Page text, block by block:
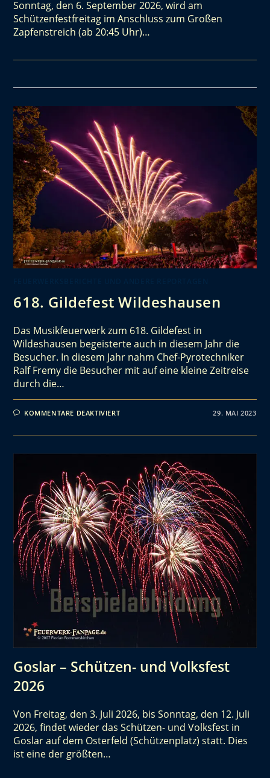
Sonntag, den 6. September 2026, wird am
Schützenfestfreitag im Anschluss zum Großen
Zapfenstreich (ab 20:45 Uhr)…
618. Gildefest Wildeshausen
Das Musikfeuerwerk zum 618. Gildefest in
Wildeshausen begeisterte auch in diesem Jahr die
Besucher. In diesem Jahr nahm Chef-Pyrotechniker
Ralf Fremy die Besucher mit auf eine kleine Zeitreise
durch die…
KOMMENTARE DEAKTIVIERT 29. MAI 2023
Goslar – Schützen- und Volksfest
2026
Von Freitag, den 3. Juli 2026, bis Sonntag, den 12. Juli
2026, findet wieder das Schützen- und Volksfest in
Goslar auf dem Osterfeld (Schützenplatz) statt. Dies
ist eine der größten…